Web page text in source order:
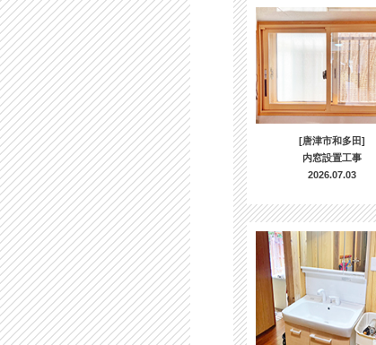
[唐津市和多田]
内窓設置工事
2026.07.03